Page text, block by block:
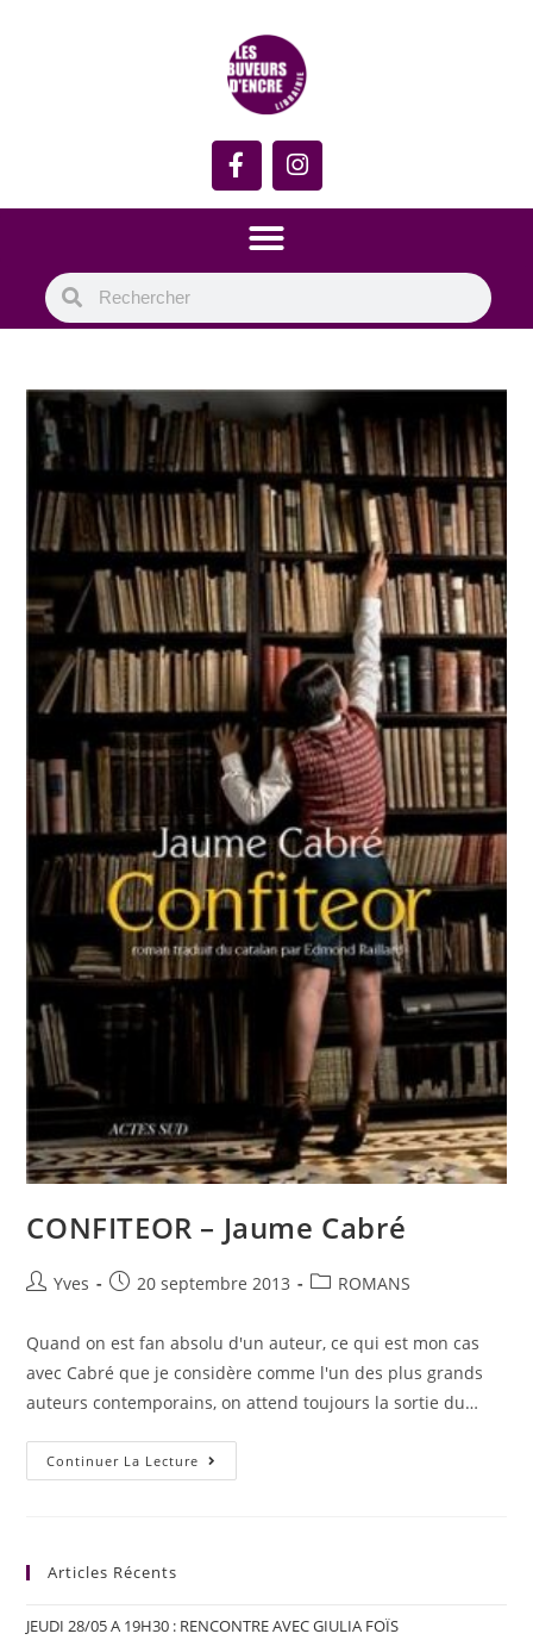
CONFITEOR – Jaume Cabré
Yves 20 septembre 2013 ROMANS
Quand on est fan absolu d'un auteur, ce qui est mon cas
avec Cabré que je considère comme l'un des plus grands
auteurs contemporains, on attend toujours la sortie du…
Continuer La Lecture
Articles Récents
JEUDI 28/05 A 19H30 : RENCONTRE AVEC GIULIA FOÏS